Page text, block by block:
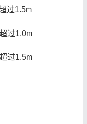
过1.5m
过1.0m
过1.5m